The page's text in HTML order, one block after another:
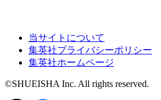
当サイトについて
集英社プライバシーポリシー
集英社ホームページ
©SHUEISHA Inc. All rights reserved.